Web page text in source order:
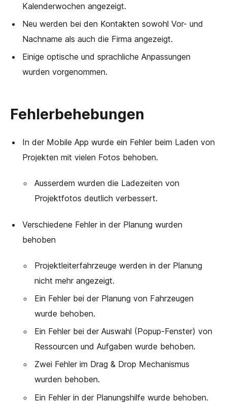
Kalenderwochen angezeigt.
Neu werden bei den Kontakten sowohl Vor- und
Nachname als auch die Firma angezeigt.
Einige optische und sprachliche Anpassungen
wurden vorgenommen.
Fehlerbehebungen
In der Mobile App wurde ein Fehler beim Laden von
Projekten mit vielen Fotos behoben.
Ausserdem wurden die Ladezeiten von
Projektfotos deutlich verbessert.
Verschiedene Fehler in der Planung wurden
behoben
Projektleiterfahrzeuge werden in der Planung
nicht mehr angezeigt.
Ein Fehler bei der Planung von Fahrzeugen
wurde behoben.
Ein Fehler bei der Auswahl (Popup-Fenster) von
Ressourcen und Aufgaben wurde behoben.
Zwei Fehler im Drag & Drop Mechanismus
wurden behoben.
Ein Fehler in der Planungshilfe wurde behoben.